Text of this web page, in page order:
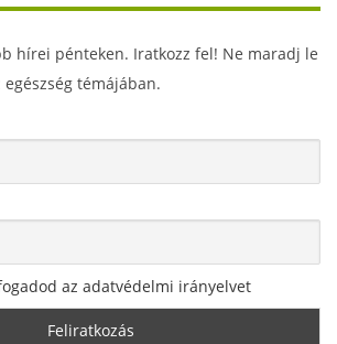
hírei pénteken. Iratkozz fel! Ne maradj le
témájában.
az adatvédelmi irányelvet